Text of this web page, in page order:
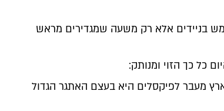
בניידים אלא רק משעה שמגדירים מראש
כל כך הזוי ומנותק:
מעבר לפיקסלים היא בעצם האתגר הגדול